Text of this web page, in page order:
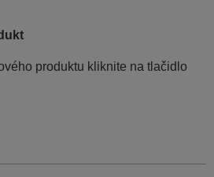
produktu kliknite na tlačidlo